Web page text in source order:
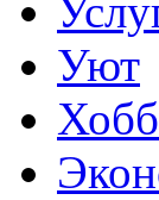
Уют